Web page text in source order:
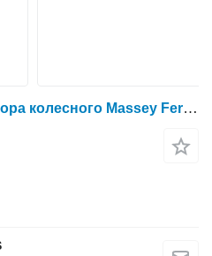
Вал-шестерня для трактора колесного Massey Ferguson 6260